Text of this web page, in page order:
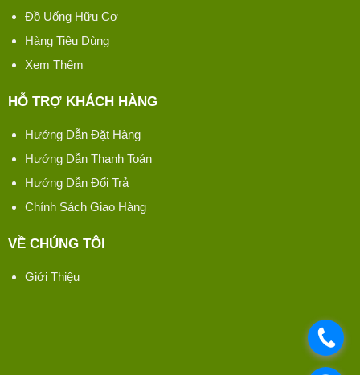
Đồ Uống Hữu Cơ
Hàng Tiêu Dùng
Xem Thêm
HỖ TRỢ KHÁCH HÀNG
Hướng Dẫn Đặt Hàng
Hướng Dẫn Thanh Toán
Hướng Dẫn Đổi Trả
Chính Sách Giao Hàng
VỀ CHÚNG TÔI
Giới Thiệu
.